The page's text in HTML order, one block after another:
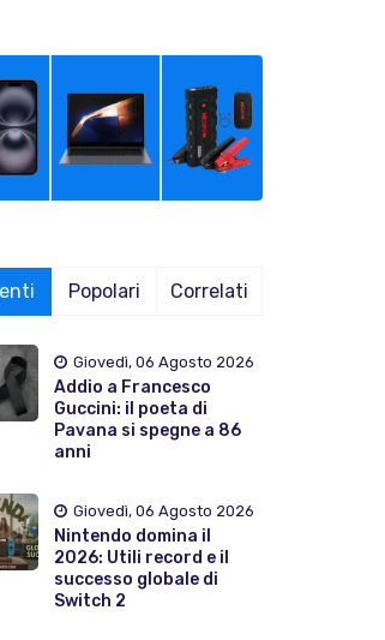
Popolari Correlati
Giovedì, 06 Agosto 2026
Addio a Francesco
Guccini: il poeta di
Pavana si spegne a 86
anni
Giovedì, 06 Agosto 2026
Nintendo domina il
2026: Utili record e il
successo globale di
Switch 2